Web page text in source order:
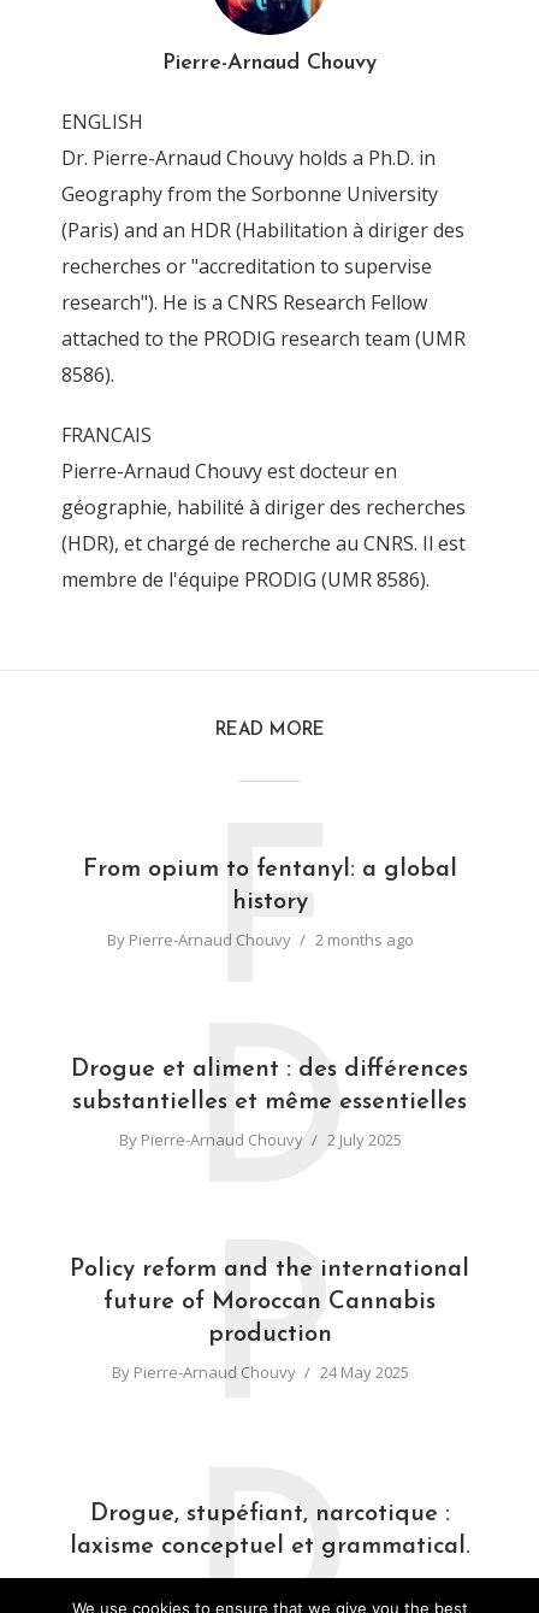
IMG_0728_DxO
13 April 2016
Pierre-Arnaud Chouvy
ENGLISH
Dr. Pierre-Arnaud Chouvy holds a Ph.D. in
Geography from the Sorbonne University
(Paris) and an HDR (Habilitation à diriger des
recherches or "accreditation to supervise
research"). He is a CNRS Research Fellow
attached to the PRODIG research team (UMR
8586).
FRANCAIS
Pierre-Arnaud Chouvy est docteur en
géographie, habilité à diriger des recherches
(HDR), et chargé de recherche au CNRS. Il est
membre de l'équipe PRODIG (UMR 8586).
READ MORE
From opium to fentanyl: a global
history
By Pierre-Arnaud Chouvy 2 months ago
F
Drogue et aliment : des différences
substantielles et même essentielles
By Pierre-Arnaud Chouvy 2 July 2025
D
Policy reform and the international
future of Moroccan Cannabis
production
By Pierre-Arnaud Chouvy 24 May 2025
P
Drogue, stupéfiant, narcotique :
laxisme conceptuel et grammatical.
ByPierre-Arnaud Chouvy 31 March 2025
We use cookies to ensure that we give you the best